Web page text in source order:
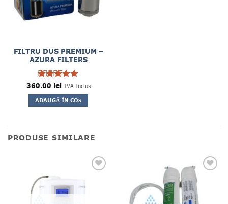
FILTRU DUS PREMIUM –
AZURA FILTERS
Evaluat la
5din 5
360.00 lei TVA Inclus
ADAUGĂ ÎN COȘ
PRODUSE SIMILARE